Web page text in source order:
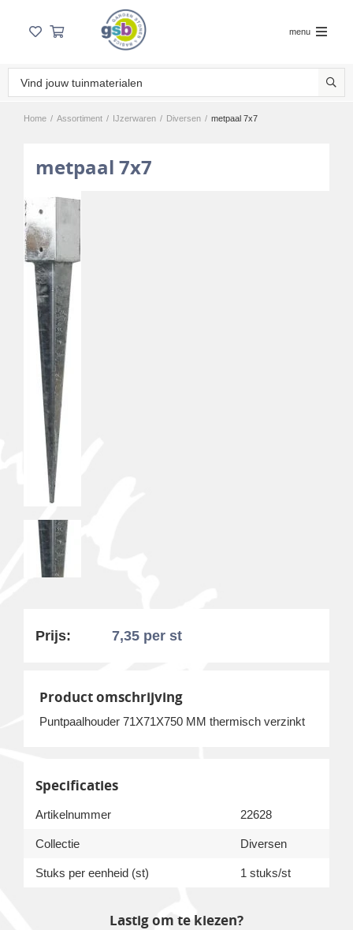
menu
Home / Assortiment / IJzerwaren / Diversen / metpaal 7x7
metpaal 7x7
Prijs: 7,35 per st
Product omschrijving
Puntpaalhouder 71X71X750 MM thermisch verzinkt
Specificaties
Artikelnummer 22628
Collectie Diversen
Stuks per eenheid (st) 1 stuks/st
Lastig om te kiezen?